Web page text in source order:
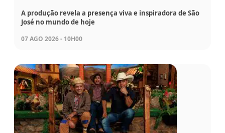
A produção revela a presença viva e inspiradora de São
José no mundo de hoje
07 AGO 2026 - 10H00